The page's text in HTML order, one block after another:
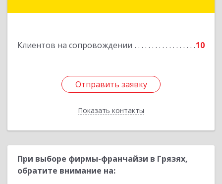
Клиентов на сопровождении 10
Отправить заявку
Показать контакты
Отправить заявку
Назад
При выборе фирмы-франчайзи в Грязях,
обратите внимание на: